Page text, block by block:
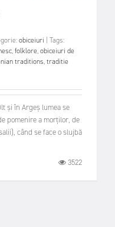
obiceiuri
Tags:
,folklore,obiceiuri de
traditions,traditie
și în Argeș lumea se
pomenire a morților, de
când se face o slujbă
3522